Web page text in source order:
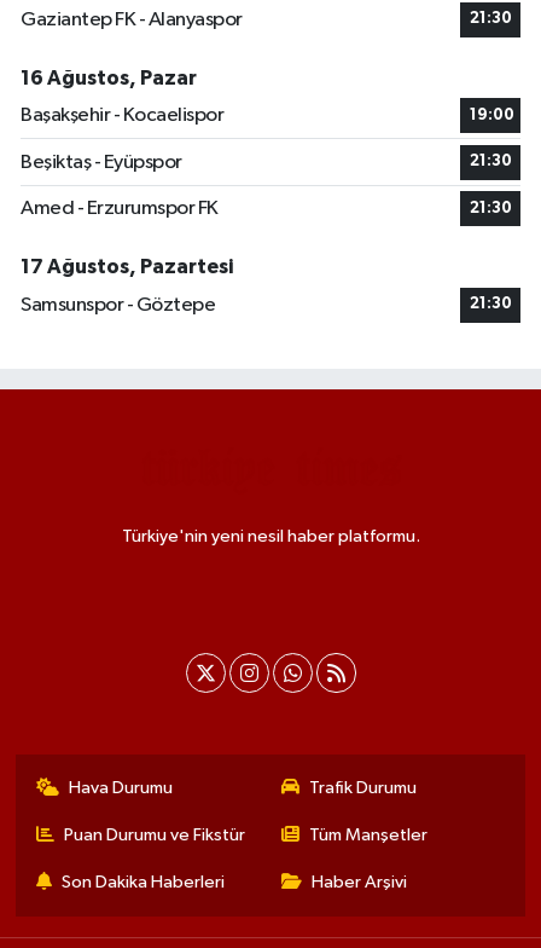
Gaziantep FK - Alanyaspor 21:30
16 Ağustos, Pazar
Başakşehir - Kocaelispor
19:00
Beşiktaş - Eyüpspor 21:30
Amed - Erzurumspor FK 21:30
17 Ağustos, Pazartesi
Samsunspor - Göztepe
21:30
Türkiye'nin yeni nesil haber platformu.
Hava Durumu Trafik Durumu
Puan Durumu ve Fikstür Tüm Manşetler
Son Dakika Haberleri Haber Arşivi